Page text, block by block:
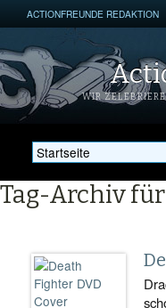
ACTIONFREUNDE REDAKTION
WIR
Tag-Archiv für